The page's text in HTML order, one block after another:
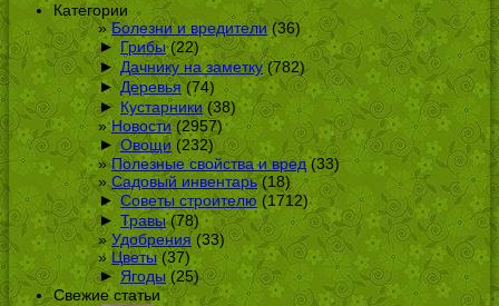
Категории
Болезни и вредители(36)
► Грибы(22)
► Дачнику на заметку(782)
► Деревья(74)
► Кустарники(38)
Новости(2957)
► Овощи(232)
Полезные свойства и вред(33)
Садовый инвентарь(18)
► Советы строителю(1712)
► Травы(78)
Удобрения (33)
Цветы(37)
► Ягоды (25)
Свежие статьи